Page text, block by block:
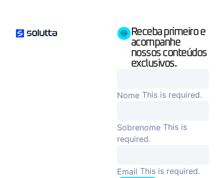
Receba primeiro e
acompanhe
nossos conteúdos
exclusivos.
Nome This is required.
Sobrenome This is
required.
Email This is required.